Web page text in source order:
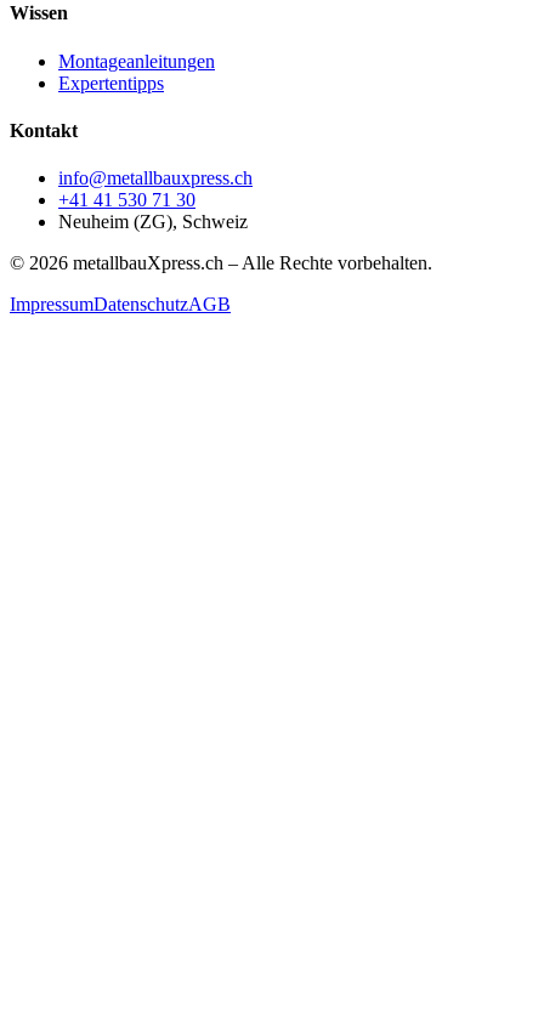
Wissen
Montageanleitungen
Expertentipps
Kontakt
info@metallbauxpress.ch
+41 41 530 71 30
Neuheim (ZG), Schweiz
© 2026 metallbauXpress.ch – Alle Rechte vorbehalten.
ImpressumDatenschutzAGB